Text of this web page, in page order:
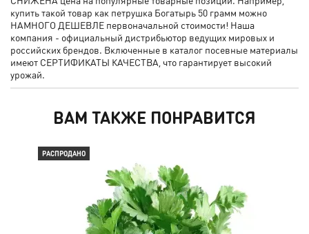
купить такой товар как петрушка Богатырь 50 грамм можно
НАМНОГО ДЕШЕВЛЕ первоначальной стоимости! Наша
компания - официальный дистрибьютор ведущих мировых и
российских брендов. Включенные в каталог посевные материалы
имеют СЕРТИФИКАТЫ КАЧЕСТВА, что гарантирует высокий
урожай.
ВАМ ТАКЖЕ ПОНРАВИТСЯ
РАСПРОДАНО